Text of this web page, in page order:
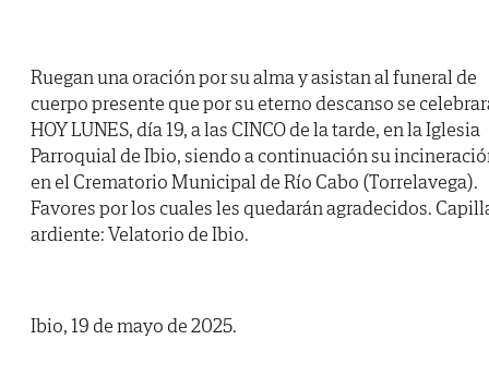
Ruegan una oración por su alma y asistan al funeral de
cuerpo presente que por su eterno descanso se
HOY LUNES, día 19, a las CINCO de la tarde, en la Iglesia
Parroquial de Ibio, siendo a continuación su
en el Crematorio Municipal de Río Cabo (Torrelavega).
Favores por los cuales les quedarán agradecidos.
ardiente: Velatorio de Ibio.
Ibio, 19 de mayo de 2025.